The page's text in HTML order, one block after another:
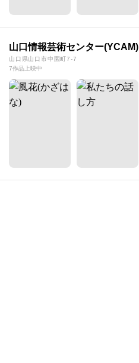
山口情報芸術センター(YCAM)
山口県山口市中園町7-7
7作品上映中